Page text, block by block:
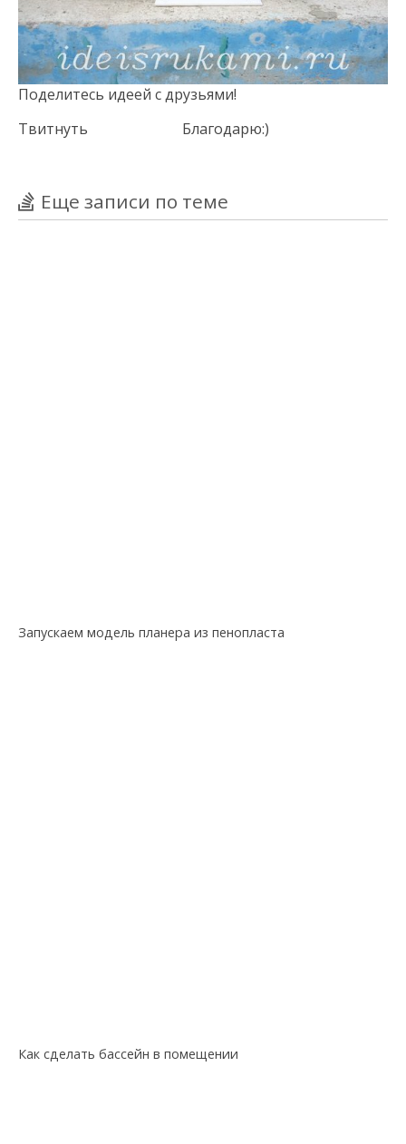
Поделитесь идеей с друзьями!
Твитнуть
Благодарю:)
Еще записи по теме
Запускаем модель планера из пенопласта
Как сделать бассейн в помещении